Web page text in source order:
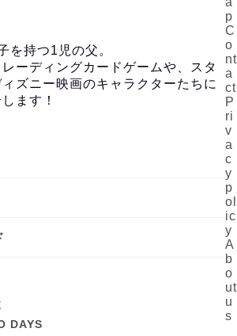
を持つ1児の父。
ーディングカードゲームや、スタ
ズニー映画のキャラクターたちに
ます！
DAYS
p
C
o
nt
a
ct
P
ri
v
a
c
y
p
ol
ic
y
A
b
o
ut
u
s